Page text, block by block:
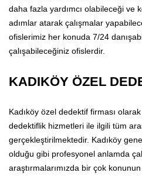
daha fazla yardımcı olabileceği ve
adımlar atarak çalışmalar
ofislerimiz her konuda 7/24
çalışabileceğiniz ofislerdir.
KADIKÖY ÖZEL
Kadıköy özel dedektif firması
dedektiflik hizmetleri ile ilgili tüm
gerçekleştirilmektedir. Kadıköy
olduğu gibi profesyonel anlamda
araştırmalarımızda bir çok konunun